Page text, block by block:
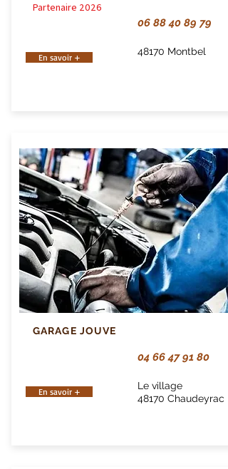
Partenaire 2026
06 88 40 89 79
En savoir +
48170 Montbel
GARAGE JOUVE
04 66 47 91 80
En savoir +
Le village
48170 Chaudeyrac